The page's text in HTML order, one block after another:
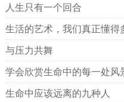
人生只有一个回合
生活的艺术，我们真正懂得
与压力共舞
学会欣赏生命中的每一处风
生命中应该远离的九种人